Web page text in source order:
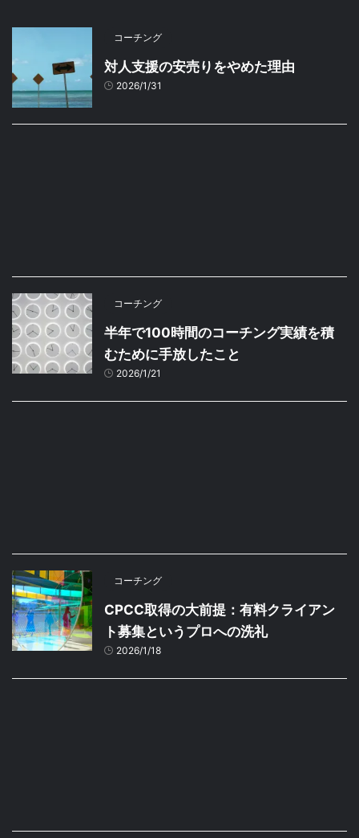
コーチング
対人支援の安売りをやめた理由
2026/1/31
コーチング
半年で100時間のコーチング実績を積
むために手放したこと
2026/1/21
コーチング
CPCC取得の大前提：有料クライアン
ト募集というプロへの洗礼
2026/1/18